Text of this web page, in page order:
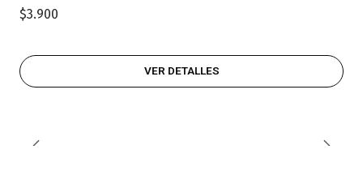
$3.900
VER DETALLES